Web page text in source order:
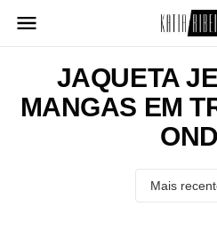
para
JAQUETA
MANGAS EM